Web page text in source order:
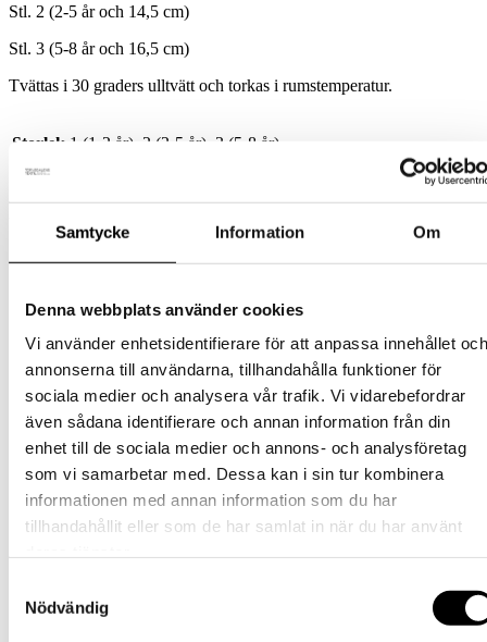
Samtycke Information Om
Denna webbplats använder cookies
Vi använder enhetsidentifierare för att anpassa innehållet och
annonserna till användarna, tillhandahålla funktioner för
sociala medier och analysera vår trafik. Vi vidarebefordrar
även sådana identifierare och annan information från din
enhet till de sociala medier och annons- och analysföretag
som vi samarbetar med. Dessa kan i sin tur kombinera
informationen med annan information som du har
tillhandahållit eller som de har samlat in när du har använt
Nödvändig
Stl. 2 (2-5 år och 14,5 cm)
Stl. 3 (5-8 år och 16,5 cm)
Tvättas i 30 graders ulltvätt och torkas i rumstemperatur.
Storlek 1 (1-2 år), 2 (2-5 år), 3 (5-8 år)
Relaterade produkter
Ullvante – Rosa
209kr inkl. moms Välj alternativDen
här
produkten
har
flera
varianter.
De
olika
alternativen
väljas
Barn
Tornedalshandsken – Ljung
389kr inkl. moms Välj alternativDen
produkten
har
27% rabatt!
Barn